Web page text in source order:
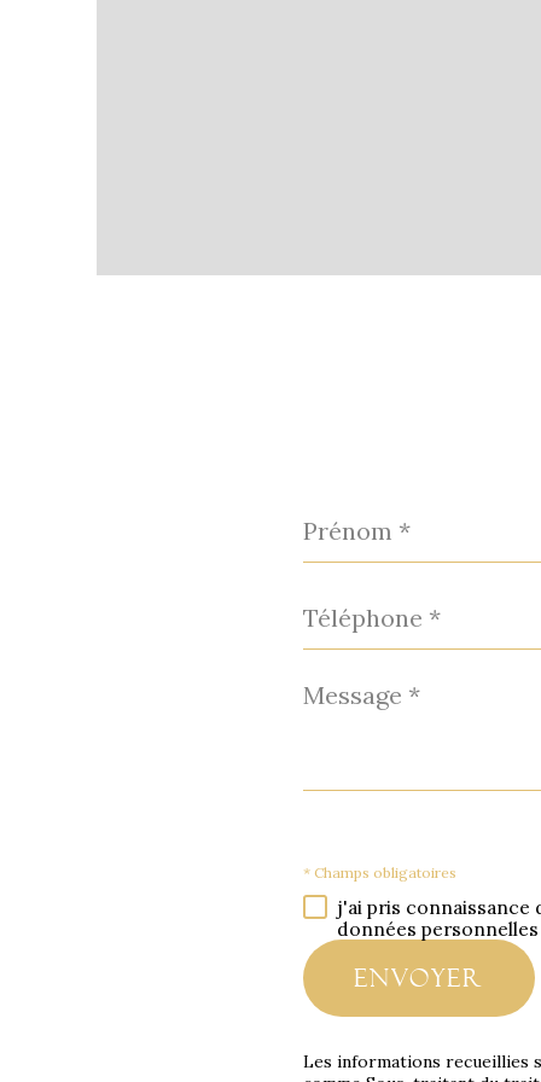
Prénom
Téléphone
Message
* Champs obligatoires
j'ai pris
données
envoyer
Les informations recueillies